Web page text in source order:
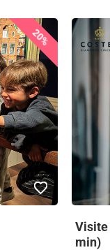
20%
Visite
min)